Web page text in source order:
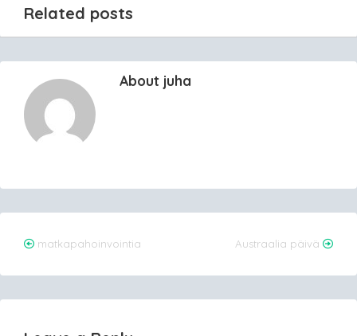
Related posts
About juha
Post
navigation
matkapahoinvointia Austraalia päivä